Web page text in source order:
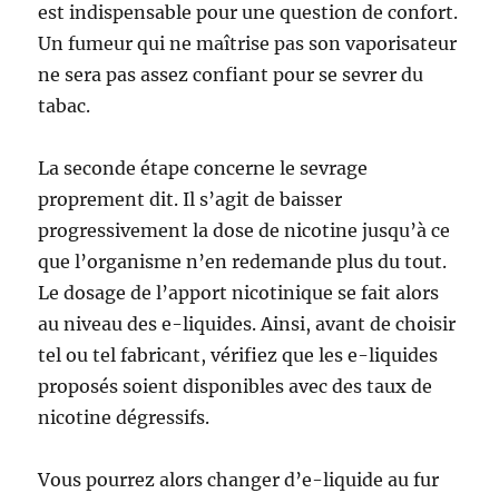
est indispensable pour une question de confort.
Un fumeur qui ne maîtrise pas son vaporisateur
ne sera pas assez confiant pour se sevrer du
tabac.
La seconde étape concerne le sevrage
proprement dit. Il s’agit de baisser
progressivement la dose de nicotine jusqu’à ce
que l’organisme n’en redemande plus du tout.
Le dosage de l’apport nicotinique se fait alors
au niveau des e-liquides. Ainsi, avant de choisir
tel ou tel fabricant, vérifiez que les e-liquides
proposés soient disponibles avec des taux de
nicotine dégressifs.
Vous pourrez alors changer d’e-liquide au fur